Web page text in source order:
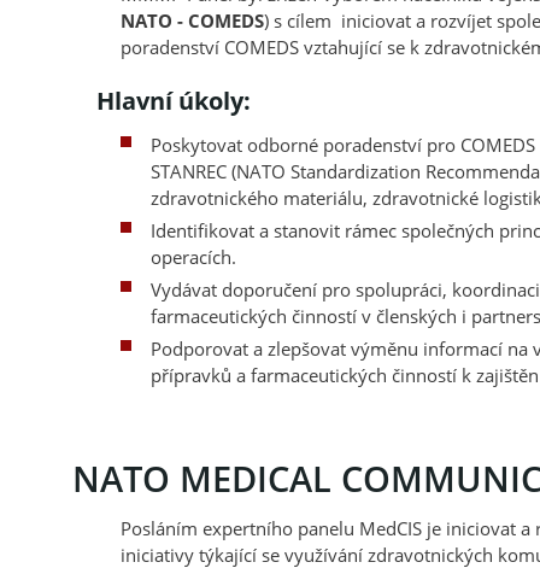
NATO - COMEDS) s cílem iniciovat a rozvíjet
poradenství COMEDS vztahující se k
Hlavní úkoly:
Poskytovat odborné poradenství pro
STANREC (NATO Standardization
zdravotnického materiálu, zdravotnické
Identifikovat a stanovit rámec společných
operacích.
Vydávat doporučení pro spolupráci,
farmaceutických činností v členských i
Podporovat a zlepšovat výměnu informací
přípravků a farmaceutických činností k
NATO MEDICAL
Posláním expertního panelu MedCIS je iniciovat
iniciativy týkající se využívání zdravotnických